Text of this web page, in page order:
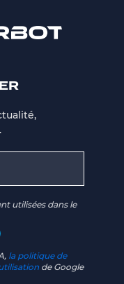
utilisées dans le
la politique de
de Google